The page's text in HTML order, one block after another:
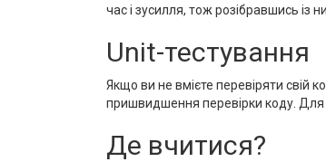
час і зусилля, тож розібравшись із
Unit-тестування
Якщо ви не вмієте перевіряти свій
пришвидшення перевірки коду. Для
Де вчитися?